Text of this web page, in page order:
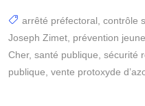
arrêté préfectoral, contrôle
Joseph Zimet, prévention
Cher, santé publique, sécurité
publique, vente protoxyde